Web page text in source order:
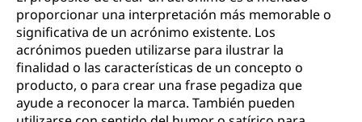
proporcionar una interpretación más memorable o
significativa de un acrónimo existente. Los
acrónimos pueden utilizarse para ilustrar la
finalidad o las características de un concepto o
producto, o para crear una frase pegadiza que
ayude a reconocer la marca. También pueden